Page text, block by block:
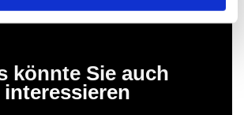
könnte Sie auch
interessieren